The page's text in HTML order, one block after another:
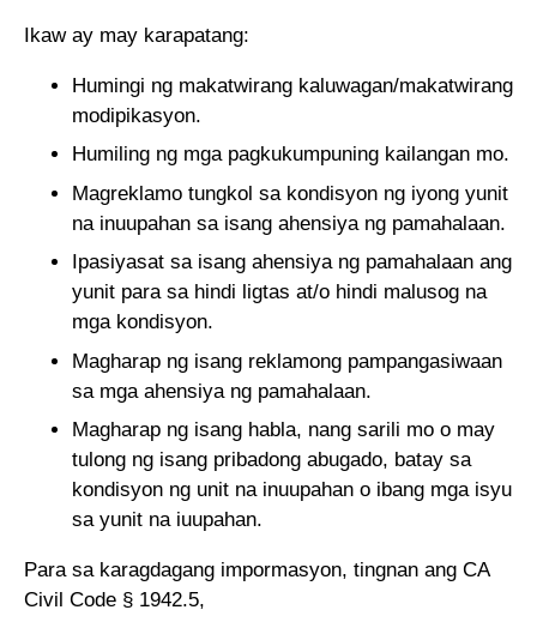
Ikaw ay may karapatang:
Humingi ng makatwirang kaluwagan/makatwirang
modipikasyon.
Humiling ng mga pagkukumpuning kailangan mo.
Magreklamo tungkol sa kondisyon ng iyong yunit
na inuupahan sa isang ahensiya ng pamahalaan.
Ipasiyasat sa isang ahensiya ng pamahalaan ang
yunit para sa hindi ligtas at/o hindi malusog na
mga kondisyon.
Magharap ng isang reklamong pampangasiwaan
sa mga ahensiya ng pamahalaan.
Magharap ng isang habla, nang sarili mo o may
tulong ng isang pribadong abugado, batay sa
kondisyon ng unit na inuupahan o ibang mga isyu
sa yunit na iuupahan.
Para sa karagdagang impormasyon, tingnan ang CA
Civil Code § 1942.5,